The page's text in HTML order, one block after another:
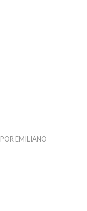
POR EMILIANO